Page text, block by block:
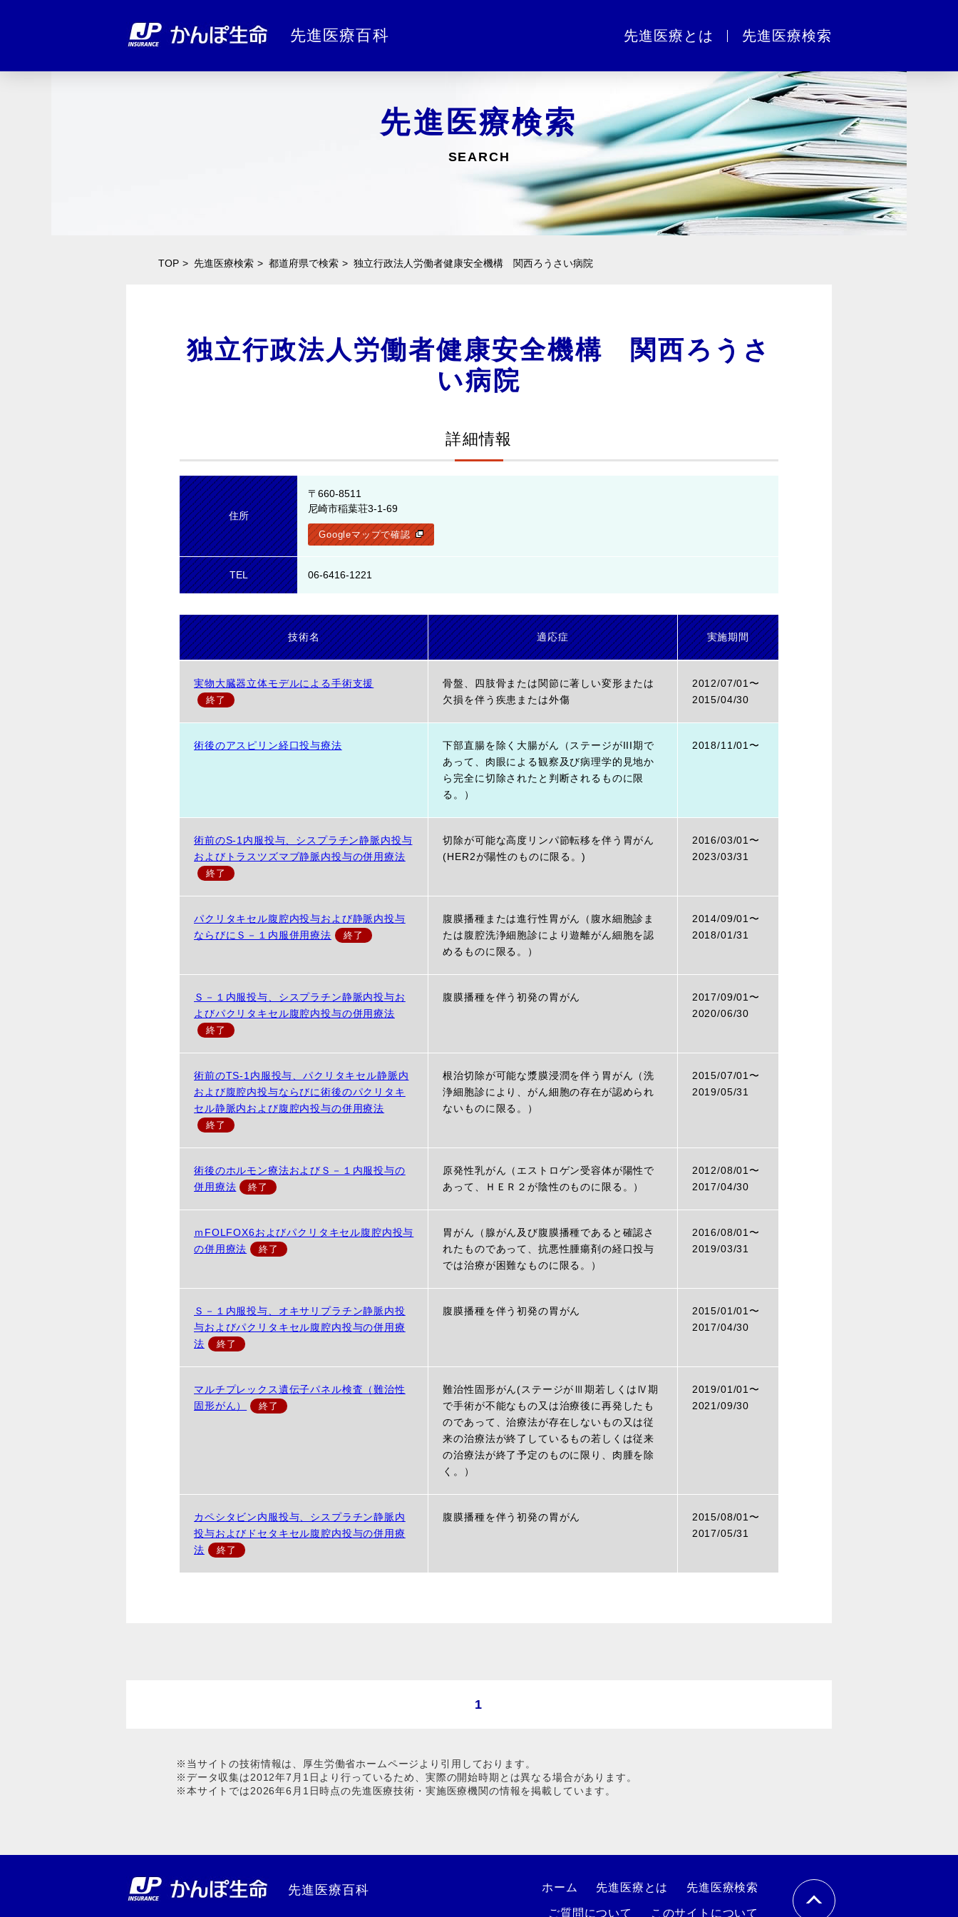
先進医療百科 先進医療とは 先進医療検索
先進医療検索
SEARCH
TOP 先進医療検索 都道府県で検索 独立行政法人労働者健康安全機構 関西ろうさい病院
独立行政法人労働者健康安全機構 関西ろうさ
い病院
詳細情報
住所
〒660-8511
尼崎市稲葉荘3-1-69
Googleマップで確認
TEL 06-6416-1221
技術名 適応症 実施期間
実物大臓器立体モデルによる手術支援
骨盤、四肢骨または関節に著しい変形または
欠損を伴う疾患または外傷
2012/07/01〜
2015/04/30
術後のアスピリン経口投与療法
下部直腸を除く大腸がん（ステージがIII期で
あって、肉眼による観察及び病理学的見地か
ら完全に切除されたと判断されるものに限
る。）
2018/11/01〜
術前のS-1内服投与、シスプラチン静脈内投与
およびトラスツズマブ静脈内投与の併用療法
切除が可能な高度リンパ節転移を伴う胃がん
(HER2が陽性のものに限る。)
2016/03/01〜
2023/03/31
パクリタキセル腹腔内投与および静脈内投与
ならびにＳ－１内服併用療法
腹膜播種または進行性胃がん（腹水細胞診ま
たは腹腔洗浄細胞診により遊離がん細胞を認
めるものに限る。）
2014/09/01〜
2018/01/31
Ｓ－１内服投与、シスプラチン静脈内投与お
よびパクリタキセル腹腔内投与の併用療法
腹膜播種を伴う初発の胃がん
2017/09/01〜
2020/06/30
術前のTS-1内服投与、パクリタキセル静脈内
および腹腔内投与ならびに術後のパクリタキ
セル静脈内および腹腔内投与の併用療法
根治切除が可能な漿膜浸潤を伴う胃がん（洗
浄細胞診により、がん細胞の存在が認められ
ないものに限る。）
2015/07/01〜
2019/05/31
術後のホルモン療法およびＳ－１内服投与の
併用療法
原発性乳がん（エストロゲン受容体が陽性で
あって、ＨＥＲ２が陰性のものに限る。）
2012/08/01〜
2017/04/30
ｍFOLFOX6およびパクリタキセル腹腔内投与
の併用療法
胃がん（腺がん及び腹膜播種であると確認さ
れたものであって、抗悪性腫瘍剤の経口投与
では治療が困難なものに限る。）
2016/08/01〜
2019/03/31
Ｓ－１内服投与、オキサリプラチン静脈内投
与およびパクリタキセル腹腔内投与の併用療
法
腹膜播種を伴う初発の胃がん
2015/01/01〜
2017/04/30
マルチプレックス遺伝子パネル検査（難治性
固形がん）
難治性固形がん(ステージがⅢ期若しくはⅣ期
で手術が不能なもの又は治療後に再発したも
のであって、治療法が存在しないもの又は従
来の治療法が終了しているもの若しくは従来
の治療法が終了予定のものに限り、肉腫を除
く。）
2019/01/01〜
2021/09/30
カペシタビン内服投与、シスプラチン静脈内
投与およびドセタキセル腹腔内投与の併用療
法
腹膜播種を伴う初発の胃がん
2015/08/01〜
2017/05/31
1
※当サイトの技術情報は、厚生労働省ホームページより引用しております。
※データ収集は2012年7月1日より行っているため、実際の開始時期とは異なる場合があります。
※本サイトでは2026年6月1日時点の先進医療技術・実施医療機関の情報を掲載しています。
先進医療百科 ホーム 先進医療とは 先進医療検索
ご質問について このサイトについて